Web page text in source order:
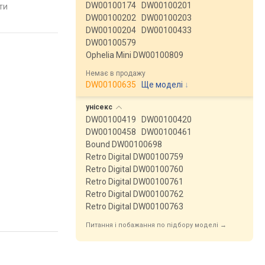
Німеччинапорівняти
Франція
DW00100174
DW00100201
DW00100202
DW00100203
DW00100204
DW00100433
DW00100579
Ophelia Mini DW00100809
Немає в продажу
DW00100635 Ще моделі ↓
унісекс
DW00100419
DW00100420
DW00100458
DW00100461
Bound DW00100698
Retro Digital DW00100759
Retro Digital DW00100760
Retro Digital DW00100761
Retro Digital DW00100762
Retro Digital DW00100763
Питання і побажання по підбору моделі →